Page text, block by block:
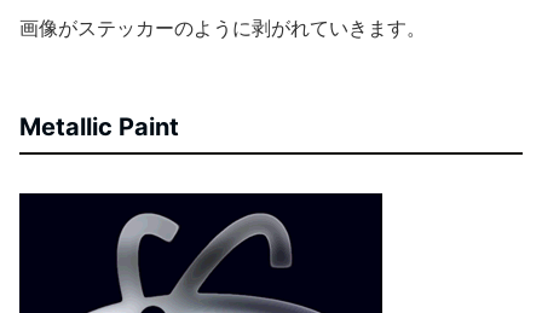
画像がステッカーのように剥がれていきます。
Metallic Paint